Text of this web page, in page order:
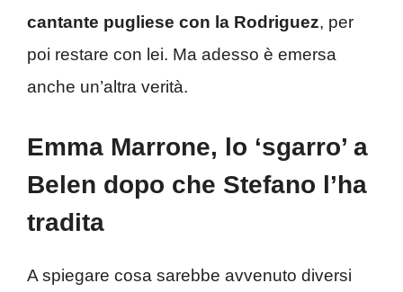
cantante pugliese con la Rodriguez, per
poi restare con lei. Ma adesso è emersa
anche un’altra verità.
Emma Marrone, lo ‘sgarro’ a
Belen dopo che Stefano l’ha
tradita
A spiegare cosa sarebbe avvenuto diversi